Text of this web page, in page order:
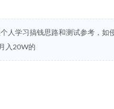
人学习搞钱思路和测试参考，如
入20W的